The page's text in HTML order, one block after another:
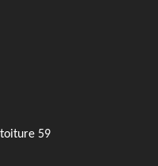
toiture 59